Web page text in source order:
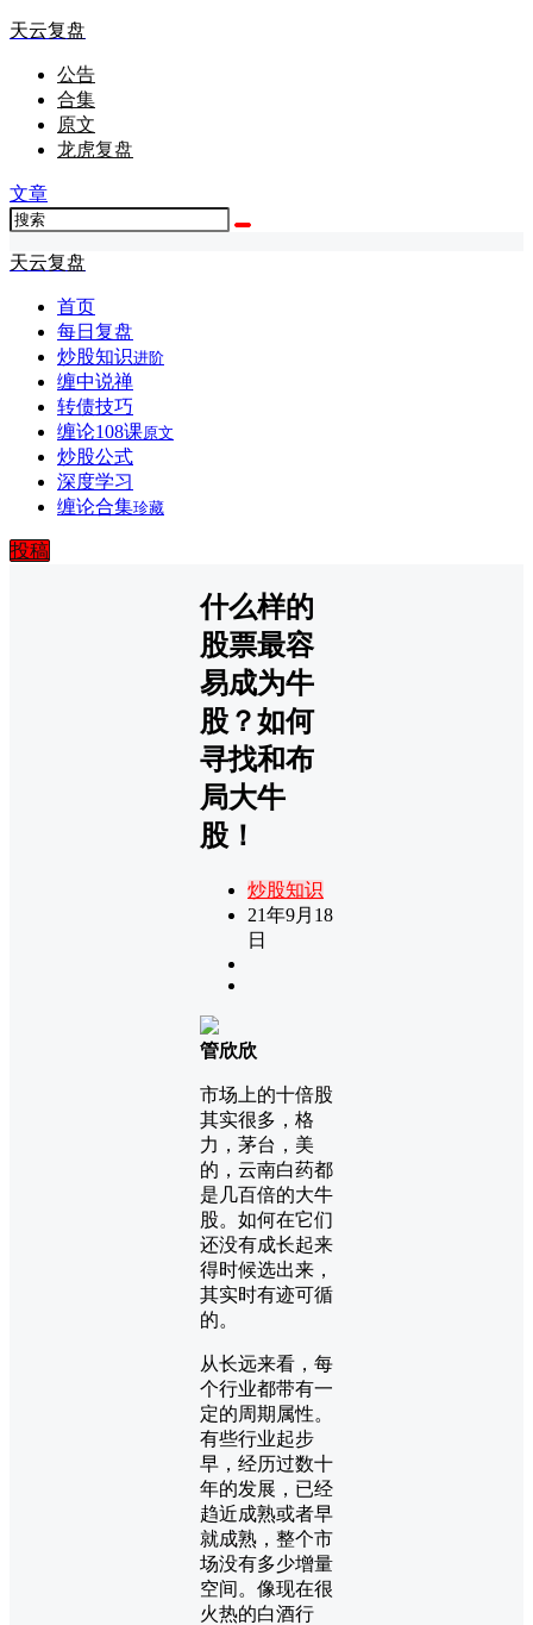
天云复盘
公告
合集
原文
龙虎复盘
文章
天云复盘
首页
每日复盘
炒股知识进阶
缠中说禅
转债技巧
缠论108课原文
炒股公式
深度学习
缠论合集珍藏
投稿
什么样的
股票最容
易成为牛
股？如何
寻找和布
局大牛
股！
炒股知识
21年9月18
日
管欣欣
市场上的十倍股
其实很多，格
力，茅台，美
的，云南白药都
是几百倍的大牛
股。如何在它们
还没有成长起来
得时候选出来，
其实时有迹可循
的。
从长远来看，每
个行业都带有一
定的周期属性。
有些行业起步
早，经历过数十
年的发展，已经
趋近成熟或者早
就成熟，整个市
场没有多少增量
空间。像现在很
火热的白酒行